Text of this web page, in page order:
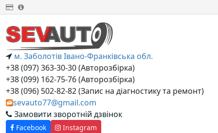
м. Заболотів Івано-Франківська обл.
+38 (097) 363-30-30 (Авторозбірка)
+38 (099) 162-75-76 (Авторозбірка)
+38 (‎096) 502-82-82 (Запис на діагностику та ремонт)
sevauto77@gmail.com
Замовити зворотній дзвінок
Facebook Instagram